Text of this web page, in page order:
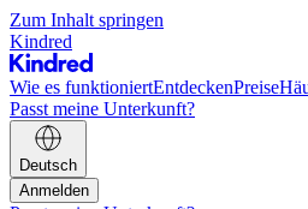
Zum Inhalt springen
Kindred
Wie es funktioniertEntdeckenPreise
Passt meine Unterkunft?
Deutsch
Anmelden